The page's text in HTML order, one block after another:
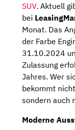
SUV. Aktuell
bei
Monat. Das
der Farbe
31.10.2024
Zulassung
Jahres. Wer
bekommt
sondern auch
Moderne